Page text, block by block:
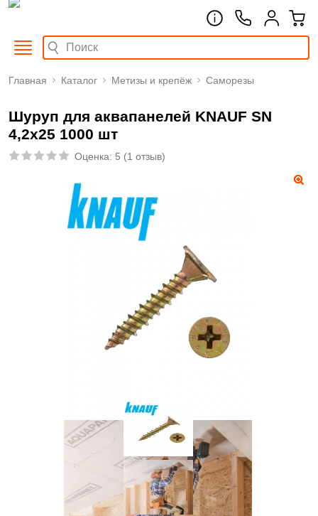
Главная Каталог Метизы и крепёж Саморезы
Шуруп для аквапанелей KNAUF SN
4,2х25 1000 шт
Оценка: 5 (1 отзыв)